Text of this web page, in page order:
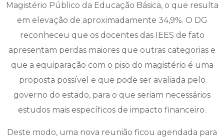
Magistério Público da Educação Básica, o que resulta
em elevação de aproximadamente 34,9%. O DG
reconheceu que os docentes das IEES de fato
apresentam perdas maiores que outras categorias e
que a equiparação com o piso do magistério é uma
proposta possível e que pode ser avaliada pelo
governo do estado, para o que seriam necessários
estudos mais específicos de impacto financeiro.
Deste modo, uma nova reunião ficou agendada para